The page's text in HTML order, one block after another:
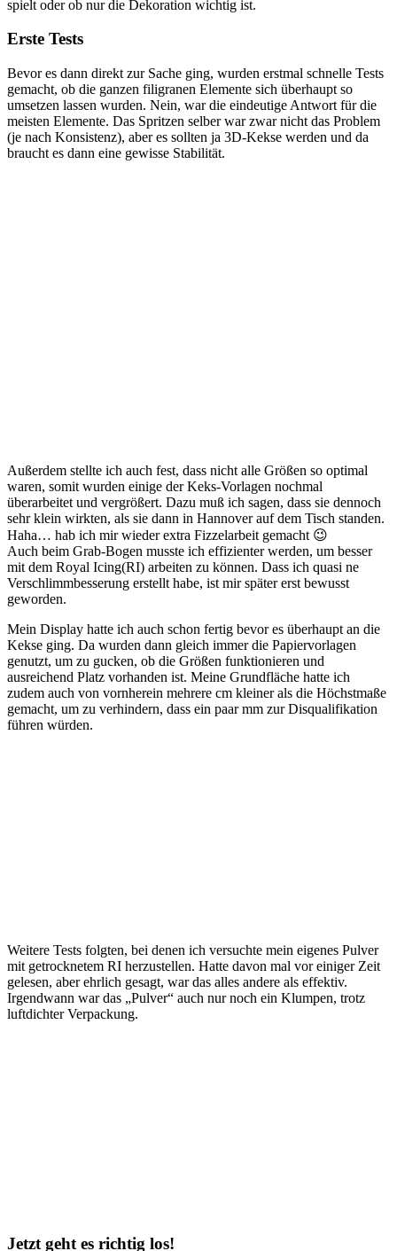
spielt oder ob nur die Dekoration wichtig ist.
Erste Tests
Bevor es dann direkt zur Sache ging, wurden erstmal schnelle Tests
gemacht, ob die ganzen filigranen Elemente sich überhaupt so
umsetzen lassen wurden. Nein, war die eindeutige Antwort für die
meisten Elemente. Das Spritzen selber war zwar nicht das Problem
(je nach Konsistenz), aber es sollten ja 3D-Kekse werden und da
braucht es dann eine gewisse Stabilität.
Außerdem stellte ich auch fest, dass nicht alle Größen so optimal
waren, somit wurden einige der Keks-Vorlagen nochmal
überarbeitet und vergrößert. Dazu muß ich sagen, dass sie dennoch
sehr klein wirkten, als sie dann in Hannover auf dem Tisch standen.
Haha… hab ich mir wieder extra Fizzelarbeit gemacht 😉
Auch beim Grab-Bogen musste ich effizienter werden, um besser
mit dem Royal Icing(RI) arbeiten zu können. Dass ich quasi ne
Verschlimmbesserung erstellt habe, ist mir später erst bewusst
geworden.
Mein Display hatte ich auch schon fertig bevor es überhaupt an die
Kekse ging. Da wurden dann gleich immer die Papiervorlagen
genutzt, um zu gucken, ob die Größen funktionieren und
ausreichend Platz vorhanden ist. Meine Grundfläche hatte ich
zudem auch von vornherein mehrere cm kleiner als die Höchstmaße
gemacht, um zu verhindern, dass ein paar mm zur Disqualifikation
führen würden.
Weitere Tests folgten, bei denen ich versuchte mein eigenes Pulver
mit getrocknetem RI herzustellen. Hatte davon mal vor einiger Zeit
gelesen, aber ehrlich gesagt, war das alles andere als effektiv.
Irgendwann war das „Pulver“ auch nur noch ein Klumpen, trotz
luftdichter Verpackung.
Jetzt geht es richtig los!